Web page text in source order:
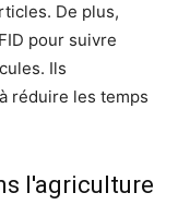
De plus,
pour suivre
Ils
réduire les temps
l'agriculture